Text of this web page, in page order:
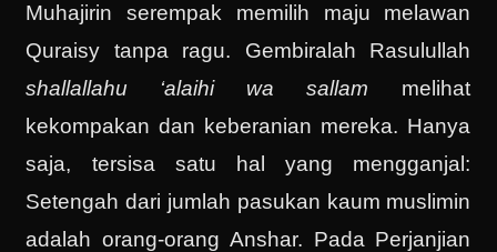
Muhajirin serempak memilih maju melawan
Quraisy tanpa ragu. Gembiralah Rasulullah
shallallahu ‘alaihi wa sallam melihat
kekompakan dan keberanian mereka. Hanya
saja, tersisa satu hal yang mengganjal:
Setengah dari jumlah pasukan kaum muslimin
adalah orang-orang Anshar. Pada Perjanjian